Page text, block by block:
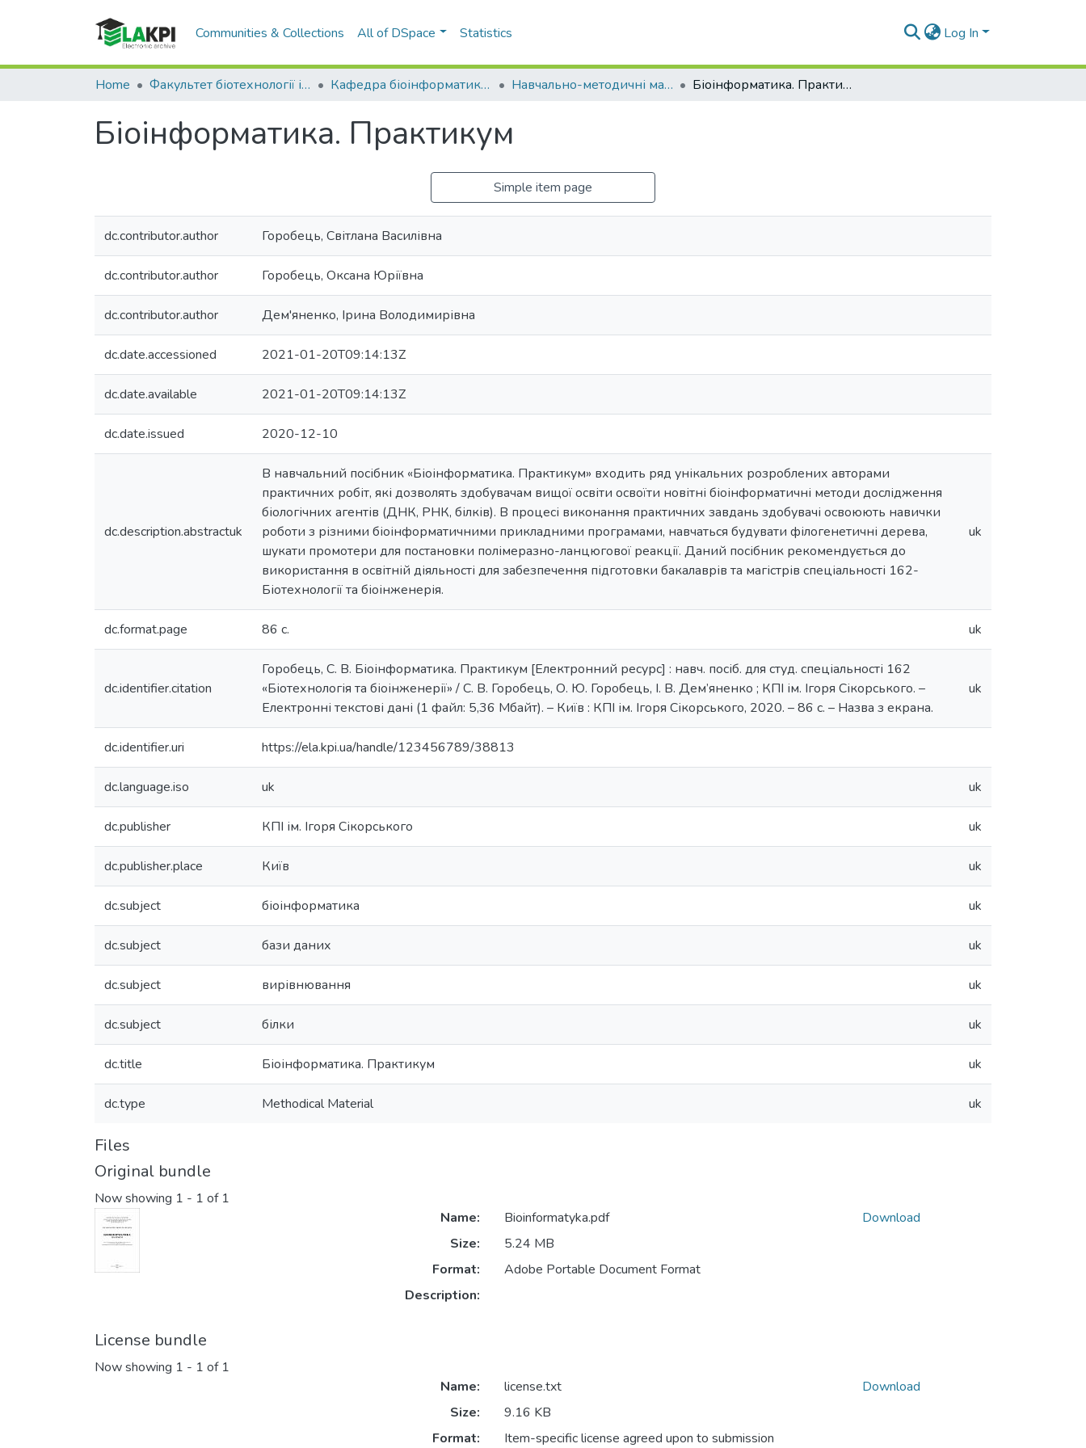
Communities & Collections All of DSpace Statistics Log In
Home Факультет біотехнології і біотехніки (ФБТ) Кафедра біоінформатики (КБ) Навчально-методичні матеріали (КБ) Біоінформатика. Практикум
Біоінформатика. Практикум
Simple item page
dc.contributor.author Горобець, Світлана Василівна
dc.contributor.author Горобець, Оксана Юріївна
dc.contributor.author Дем'яненко, Ірина Володимирівна
dc.date.accessioned 2021-01-20T09:14:13Z
dc.date.available 2021-01-20T09:14:13Z
dc.date.issued 2020-12-10
dc.description.abstractuk
В навчальний посібник «Біоінформатика. Практикум» входить ряд унікальних розроблених авторами
практичних робіт, які дозволять здобувачам вищої освіти освоїти новітні біоінформатичні методи дослідження
біологічних агентів (ДНК, РНК, білків). В процесі виконання практичних завдань здобувачі освоюють навички
роботи з різними біоінформатичними прикладними програмами, навчаться будувати філогенетичні дерева,
шукати промотери для постановки полімеразно-ланцюгової реакції. Даний посібник рекомендується до
використання в освітній діяльності для забезпечення підготовки бакалаврів та магістрів спеціальності 162-
Біотехнології та біоінженерія.
uk
dc.format.page 86 с. uk
dc.identifier.citation
Горобець, С. В. Біоінформатика. Практикум [Електронний ресурс] : навч. посіб. для студ. спеціальності 162
«Біотехнологія та біоінженерії» / С. В. Горобець, О. Ю. Горобець, І. В. Дем’яненко ; КПІ ім. Ігоря Сікорського. –
Електронні текстові дані (1 файл: 5,36 Мбайт). – Київ : КПІ ім. Ігоря Сікорського, 2020. – 86 с. – Назва з екрана.
uk
dc.identifier.uri https://ela.kpi.ua/handle/123456789/38813
dc.language.iso uk uk
dc.publisher КПІ ім. Ігоря Сікорського uk
dc.publisher.place Київ uk
dc.subject біоінформатика uk
dc.subject бази даних uk
dc.subject вирівнювання uk
dc.subject білки uk
dc.title Біоінформатика. Практикум uk
dc.type Methodical Material uk
Files
Original bundle
Now showing 1 - 1 of 1
Name:
Bioinformatyka.pdf
Size:
5.24 MB
Format:
Adobe Portable Document Format
Description:
Download
License bundle
Now showing 1 - 1 of 1
Name:
license.txt
Size:
9.16 KB
Format:
Item-specific license agreed upon to submission
Download